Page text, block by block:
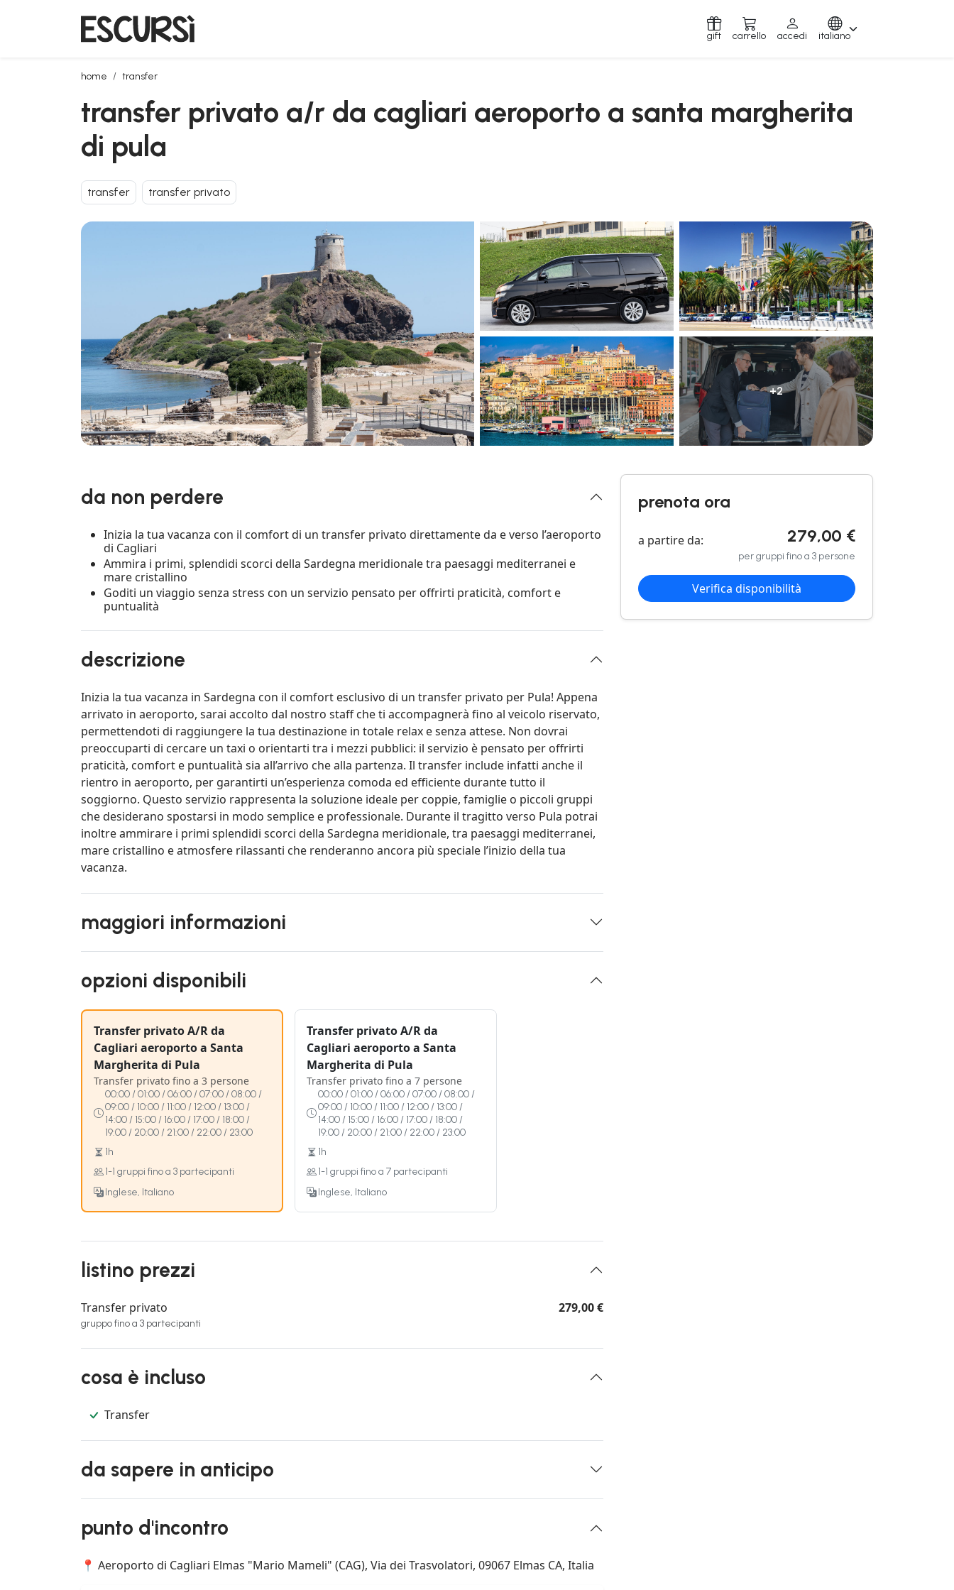
gift carrello accedi italiano
home transfer
transfer privato a/r da cagliari aeroporto a santa margherita di pula
transfer privato a/r da cagliari aeroporto a santa margherita
di pula
transfer transfer privato
+2
da non perdere
Inizia la tua vacanza con il comfort di un transfer privato direttamente da e verso l’aeroporto
di Cagliari
Ammira i primi, splendidi scorci della Sardegna meridionale tra paesaggi mediterranei e
mare cristallino
Goditi un viaggio senza stress con un servizio pensato per offrirti praticità, comfort e
puntualità
descrizione
Inizia la tua vacanza in Sardegna con il comfort esclusivo di un transfer privato per Pula! Appena
arrivato in aeroporto, sarai accolto dal nostro staff che ti accompagnerà fino al veicolo riservato,
permettendoti di raggiungere la tua destinazione in totale relax e senza attese. Non dovrai
preoccuparti di cercare un taxi o orientarti tra i mezzi pubblici: il servizio è pensato per offrirti
praticità, comfort e puntualità sia all’arrivo che alla partenza. Il transfer include infatti anche il
rientro in aeroporto, per garantirti un’esperienza comoda ed efficiente durante tutto il
soggiorno. Questo servizio rappresenta la soluzione ideale per coppie, famiglie o piccoli gruppi
che desiderano spostarsi in modo semplice e professionale. Durante il tragitto verso Pula potrai
inoltre ammirare i primi splendidi scorci della Sardegna meridionale, tra paesaggi mediterranei,
mare cristallino e atmosfere rilassanti che renderanno ancora più speciale l’inizio della tua
vacanza.
maggiori informazioni
opzioni disponibili
Transfer privato A/R da
Cagliari aeroporto a Santa
Margherita di Pula
Transfer privato fino a 3 persone
00:00 / 01:00 / 06:00 / 07:00 / 08:00 /
09:00 / 10:00 / 11:00 / 12:00 / 13:00 /
14:00 / 15:00 / 16:00 / 17:00 / 18:00 /
19:00 / 20:00 / 21:00 / 22:00 / 23:00
1h
1-1 gruppi fino a 3 partecipanti
Inglese, Italiano
Transfer privato A/R da
Cagliari aeroporto a Santa
Margherita di Pula
Transfer privato fino a 7 persone
00:00 / 01:00 / 06:00 / 07:00 / 08:00 /
09:00 / 10:00 / 11:00 / 12:00 / 13:00 /
14:00 / 15:00 / 16:00 / 17:00 / 18:00 /
19:00 / 20:00 / 21:00 / 22:00 / 23:00
1h
1-1 gruppi fino a 7 partecipanti
Inglese, Italiano
listino prezzi
Transfer privato
gruppo fino a 3 partecipanti
279,00 €
cosa è incluso
Transfer
da sapere in anticipo
punto d'incontro
📍 Aeroporto di Cagliari Elmas "Mario Mameli" (CAG), Via dei Trasvolatori, 09067 Elmas CA, Italia
prenota ora
a partire da: 279,00 €
per gruppi fino a 3 persone
Verifica disponibilità